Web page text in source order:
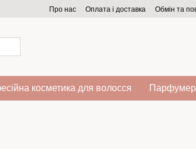
Про нас Оплата і доставка Обмін та
косметика для волосся